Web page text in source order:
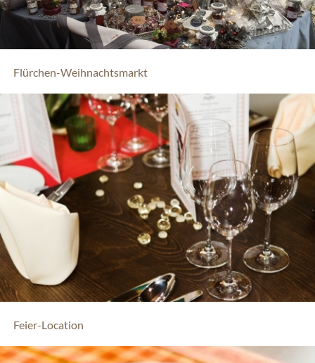
Flürchen-Weihnachtsmarkt
Feier-Location